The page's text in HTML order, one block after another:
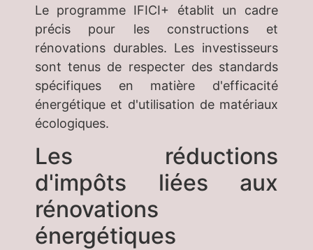
Le programme IFICI+ établit un cadre
précis pour les constructions et
rénovations durables. Les investisseurs
sont tenus de respecter des standards
spécifiques en matière d'efficacité
énergétique et d'utilisation de matériaux
écologiques.
Les réductions
d'impôts liées aux
rénovations
énergétiques